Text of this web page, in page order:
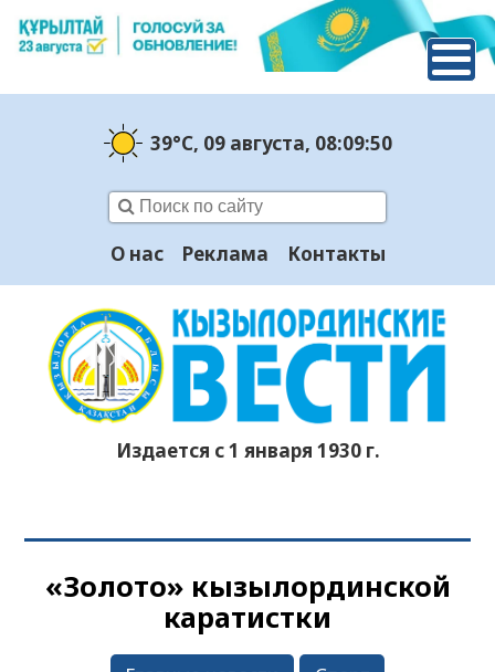
39°C, 09 августа, 08:09:51
О нас Реклама Контакты
Издается с 1 января 1930 г.
«Золото» кызылординской
каратистки